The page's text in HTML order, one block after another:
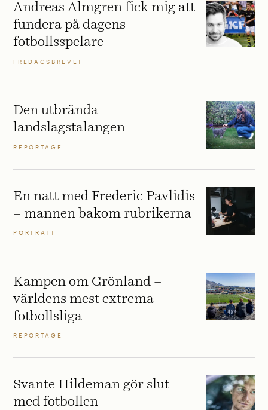
Andreas Almgren fick mig att
fundera på dagens
fotbollsspelare
FREDAGSBREVET
Den utbrända
landslagstalangen
REPORTAGE
En natt med Frederic Pavlidis
– mannen bakom rubrikerna
PORTRÄTT
Kampen om Grönland –
världens mest extrema
fotbollsliga
REPORTAGE
Svante Hildeman gör slut
med fotbollen